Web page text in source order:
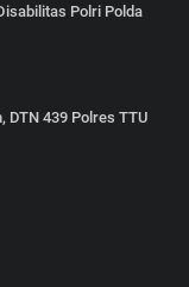
Polri Polda
DTN 439 Polres TTU